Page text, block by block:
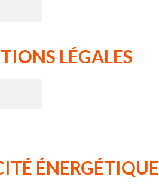
LÉGALES
ÉNERGÉTIQUE